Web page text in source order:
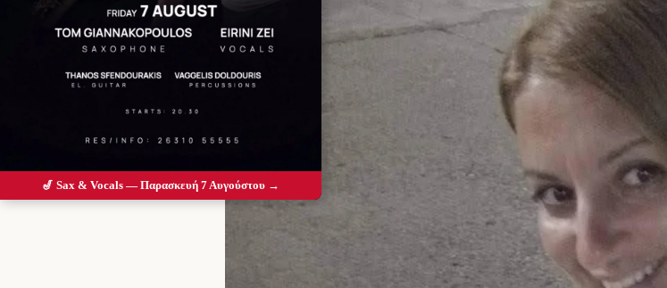
🎷 Sax & Vocals — Παρασκευή 7 Αυγούστου →